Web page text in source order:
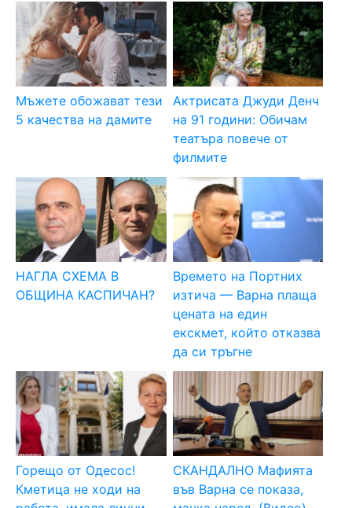
Мъжете обожават тези
5 качества на дамите
Актрисата Джуди Денч
на 91 години: Обичам
театъра повече от
филмите
НАГЛА СХЕМА В
ОБЩИНА КАСПИЧАН?
Времето на Портних
изтича — Варна плаща
цената на един
екскмет, който отказва
да си тръгне
Горещо от Одесос!
Кметица не ходи на
СКАНДАЛНО Мафията
във Варна се показа,